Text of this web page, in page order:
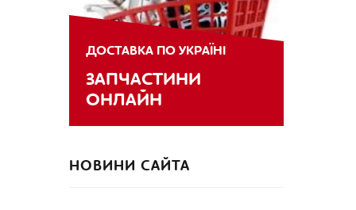
ДОСТАВКА ПО УКРАЇНІ
ЗАПЧАСТИНИ
ОНЛАЙН
НОВИНИ САЙТА